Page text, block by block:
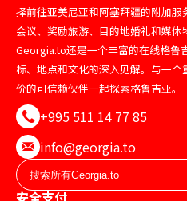
择前往亚美尼亚和阿塞拜疆的附加
会议、奖励旅游、目的地婚礼和媒体
Georgia.to还是一个丰富的在线格鲁
标、地点和文化的深入见解。与一
价的可信赖伙伴一起探索格鲁吉亚。
+995 511 14 77 85
info@georgia.to
安全支付